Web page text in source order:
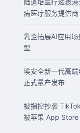
陆道培医疗递表
病医疗服务提供商
乳企拓展AI应用
型
埃安全新一代高
正式量产发布
被指控抄袭
被苹果 App Store